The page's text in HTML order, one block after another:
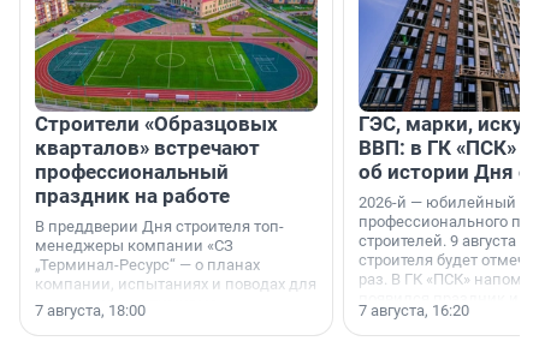
Строители «Образцовых
кварталов» встречают
профессиональный
праздник на работе
В преддверии Дня строителя топ-
менеджеры компании «СЗ
„Терминал-Ресурс“ — о планах
компании, испытаниях и поводах для
осторожного оптимизма.
7 августа, 18:00
ГЭС, марки,
ВВП: в ГК «ПСК»
об истории Дня
2026-й — юбилейный
профессионального
строителей. 9 августа
строителя будет
раз. В ГК «ПСК»
поменялась роль
7 августа, 16:20